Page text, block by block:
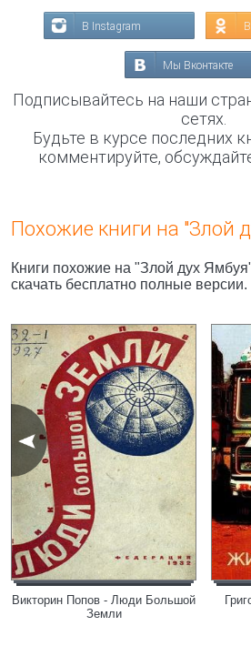
В Instagram
Мы Вконтакте
Подписывайтесь на наши
сетях.
Будьте в курсе последних
комментируйте,
Похожие книги на "Злой
Книги похожие на "Злой дух
скачать бесплатно полные версии.
Викторин Попов - Люди Большой
Земли